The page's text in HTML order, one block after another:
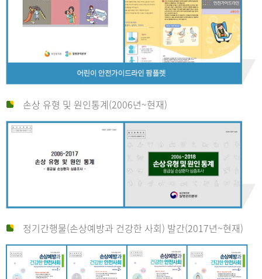
손상 유형 및 원인통계(2006년~현재)
정기간행물(손상예방과 건강한 사회) 발간(2017년~현재)